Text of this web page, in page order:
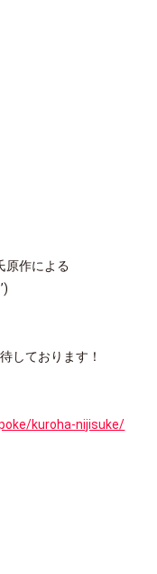
原作による
しております！
kuroha-nijisuke/